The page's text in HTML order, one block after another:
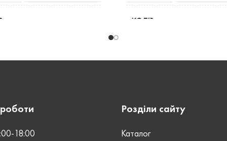
КОЛІР
18:00
Розділи сайту
Каталог